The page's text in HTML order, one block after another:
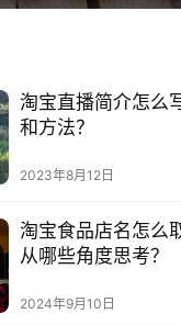
投稿
就需要要钱呢?由于
之钱是能够
感。实际上便是淘宝
定的帮扶。你的商品
铺装修的费用了。
室内装修得话，你能
，你能追求完美艺术
淘宝直播简介怎么
和方法？
2023年8月12日
淘宝食品店名怎么
从哪些角度思考？
2024年9月10日